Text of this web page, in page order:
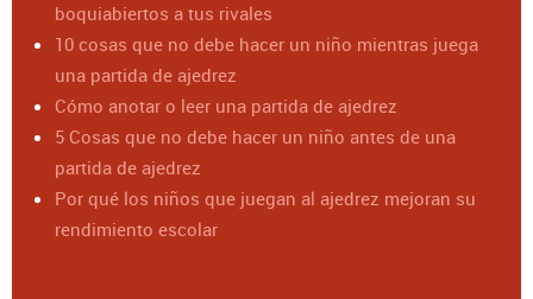
boquiabiertos a tus rivales
10 cosas que no debe hacer un niño mientras juega
una partida de ajedrez
Cómo anotar o leer una partida de ajedrez
5 Cosas que no debe hacer un niño antes de una
partida de ajedrez
Por qué los niños que juegan al ajedrez mejoran su
rendimiento escolar